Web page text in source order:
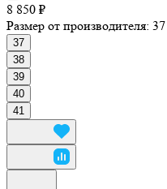
8 850 ₽
Размер от производителя: 37
37
38
39
40
41